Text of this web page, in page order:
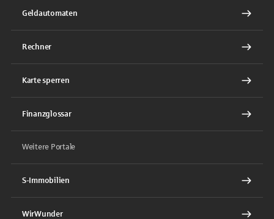
Geldautomaten
Rechner
Karte sperren
Finanzglossar
Weitere Portale
S-Immobilien
WirWunder